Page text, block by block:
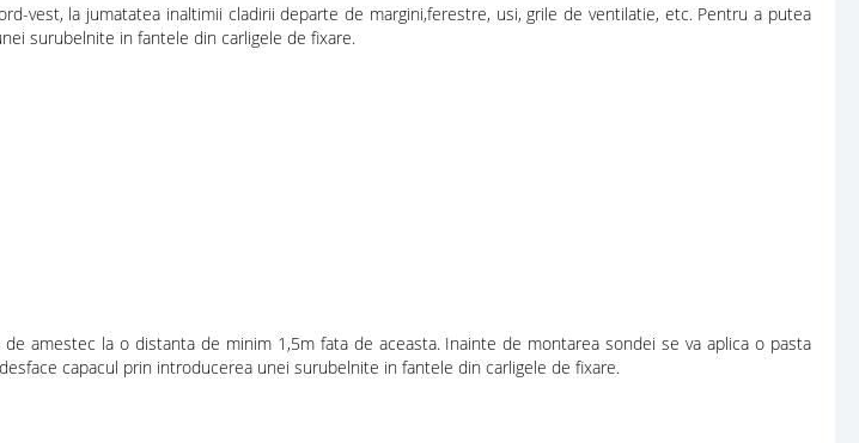
vest, la jumatatea inaltimii cladirii departe de margini,ferestre, usi, grile de ventilatie, etc. Pentru a putea
surubelnite in fantele din carligele de fixare.
amestec la o distanta de minim 1,5m fata de aceasta. Inainte de montarea sondei se va aplica o pasta
capacul prin introducerea unei surubelnite in fantele din carligele de fixare.